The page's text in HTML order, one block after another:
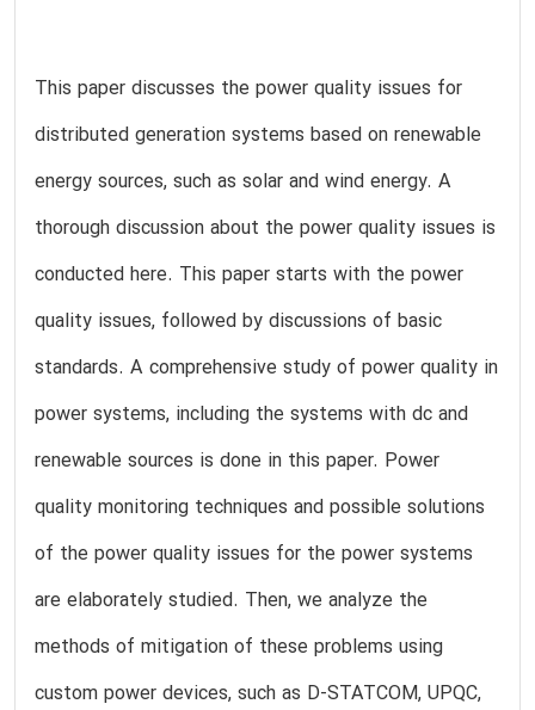
This paper discusses the power quality issues for
distributed generation systems based on renewable
energy sources, such as solar and wind energy. A
thorough discussion about the power quality issues is
conducted here. This paper starts with the power
quality issues, followed by discussions of basic
standards. A comprehensive study of power quality in
power systems, including the systems with dc and
renewable sources is done in this paper. Power
quality monitoring techniques and possible solutions
of the power quality issues for the power systems
are elaborately studied. Then, we analyze the
methods of mitigation of these problems using
custom power devices, such as D-STATCOM, UPQC,